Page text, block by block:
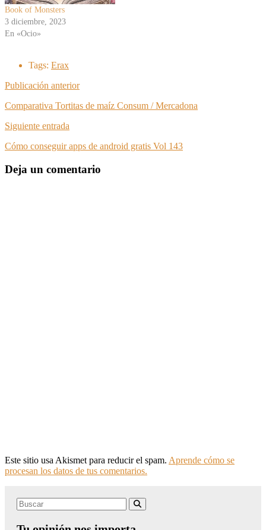
Book of Monsters
3 diciembre, 2023
En «Ocio»
Tags: Erax
Publicación anterior
Comparativa Tortitas de maíz Consum / Mercadona
Siguiente entrada
Cómo conseguir apps de android gratis Vol 143
Deja un comentario
Este sitio usa Akismet para reducir el spam. Aprende cómo se
procesan los datos de tus comentarios.
Search